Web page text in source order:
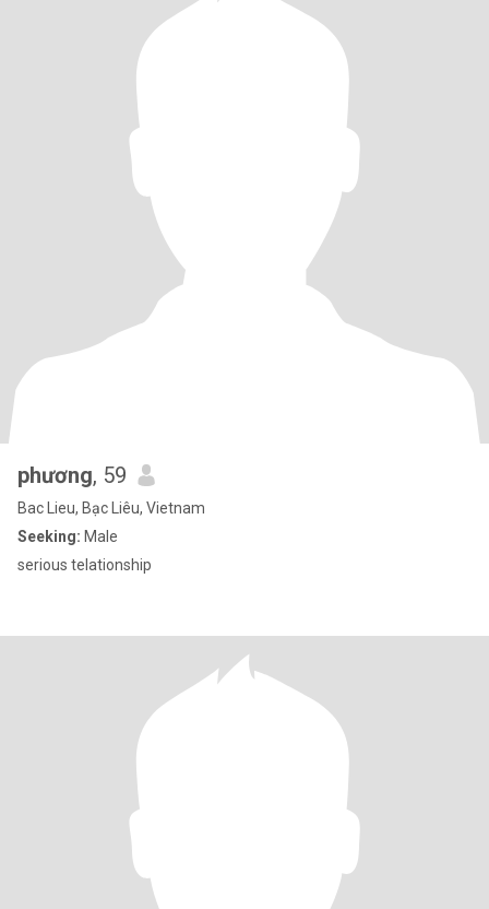
phương, 59
Bac Lieu, Bạc Liêu, Vietnam
Seeking: Male
serious telationship